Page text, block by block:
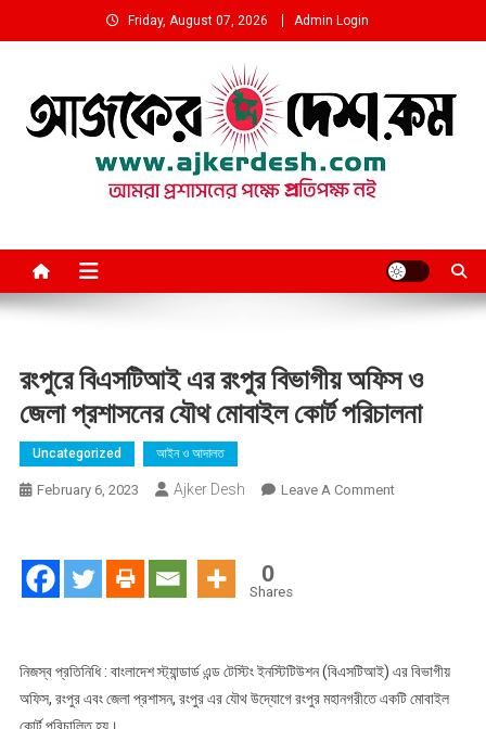
to
Friday, August 07, 2026 Admin Login
রংপুরে বিএসটিআই এর রংপুর বিভাগীয় অফিস ও
জেলা প্রশাসনের যৌথ মোবাইল কোর্ট পরিচালনা
Uncategorized আইন ও আদালত
February 6, 2023 Ajker Desh Leave A CommentOn
জেলা
0
Shares
নিজস্ব প্রতিনিধি : বাংলাদেশ স্ট্যান্ডার্ড এন্ড টেস্টিং ইনস্টিটিউশন (বিএসটিআই) এর বিভাগীয়
অফিস, রংপুর এবং জেলা প্রশাসন, রংপুর এর যৌথ উদ্যোগে রংপুর মহানগরীতে একটি মোবাইল